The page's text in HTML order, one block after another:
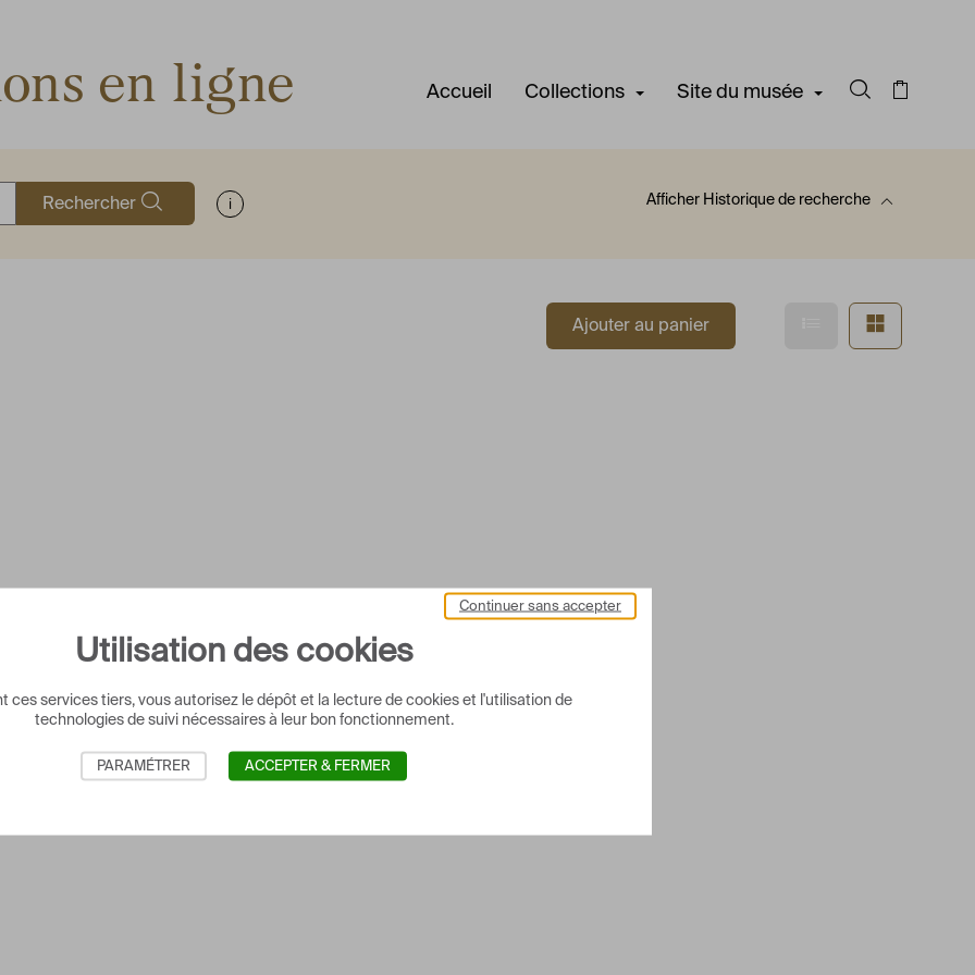
en ligne Accueil Collections Site du musée
Rechercher
Panier
Rechercher Afficher les informations d'aide à la recherche AfficherHistorique de recherche
Ajouter au panier Afficher en mode
Utilisation des cookies
ces services tiers, vous autorisez le dépôt et la lecture de cookies et l'utilisation de
technologies de suivi nécessaires à leur bon fonctionnement.
Continuer sans accepter
PARAMÉTRER ACCEPTER & FERMER